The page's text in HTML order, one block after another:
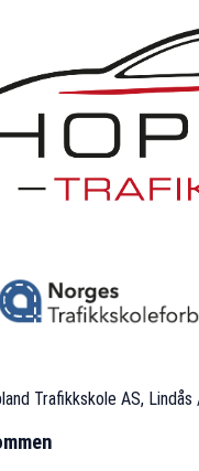
Trafikkskole AS,